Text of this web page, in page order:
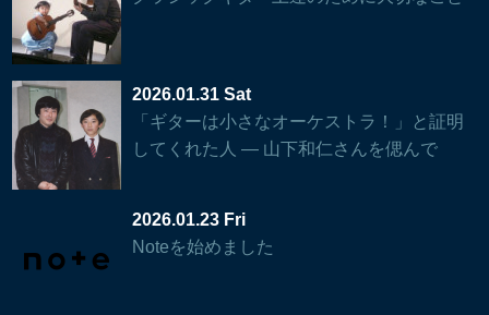
2026.01.31 Sat
「ギターは小さなオーケストラ！」と証明
してくれた人 — 山下和仁さんを偲んで
2026.01.23 Fri
Noteを始めました